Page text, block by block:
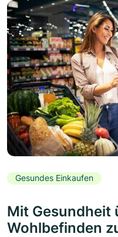
Gesundes Einkaufen
Mit Gesundheit
Wohlbefinden